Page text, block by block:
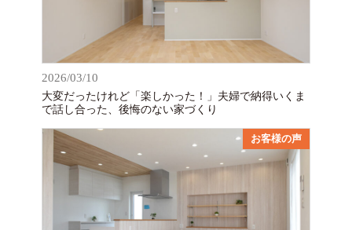
2026/03/10
大変だったけれど「楽しかった！」夫婦で納得いくま
で話し合った、後悔のない家づくり
お客様の声